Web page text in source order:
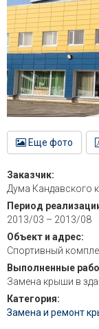
Еще фото
Заказчик:
Дума Кандавского
Период
2013/03 – 2013/08
Объект и адрес:
Спортивный
Выполненные
Замена крыши в
Категория:
Замена и ремонт